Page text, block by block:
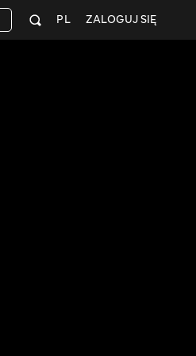
ZALOGUJ SIĘ
PL